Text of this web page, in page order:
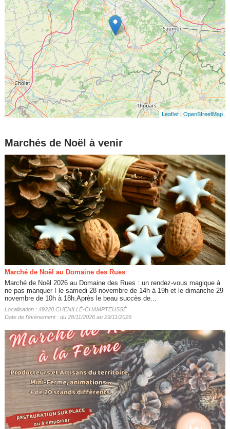
Leaflet |OpenStreetMap
Marchés de Noël à venir
Marché de Noël au Domaine des Rues
Marché de Noël 2026 au Domaine des Rues : un rendez-vous magique à
ne pas manquer ! le samedi 28 novembre de 14h à 19h et le dimanche 29
novembre de 10h à 18h.Après le beau succès de...
Localisation : 49220 CHENILLÉ-CHAMPTEUSSÉ
Date de l'évènement : du 28/11/2026 au 29/11/2026